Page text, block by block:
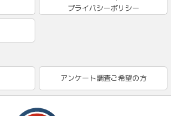
プライバシーポリシー
アンケート調査ご希望の方